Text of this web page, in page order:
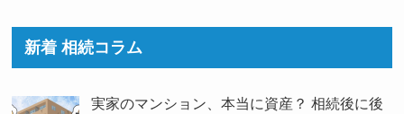
新着 相続コラム
実家のマンション、本当に資産？ 相続後に後